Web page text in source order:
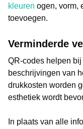
kleuren ogen, vorm,
toevoegen.
Verminderde
QR-codes helpen
beschrijvingen van
drukkosten worden
esthetiek wordt
In plaats van alle